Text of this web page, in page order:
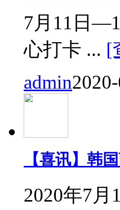
7月11日
心打卡 ... [
admin
【喜讯】韩
2020年7